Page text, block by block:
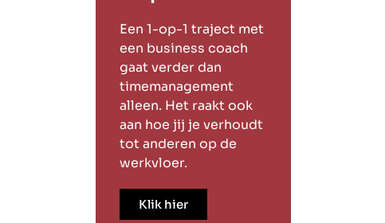
Een 1-op-1 traject met
een business coach
gaat verder dan
timemanagement
alleen. Het raakt ook
aan hoe jij je verhoudt
tot anderen op de
werkvloer.
Klik hier